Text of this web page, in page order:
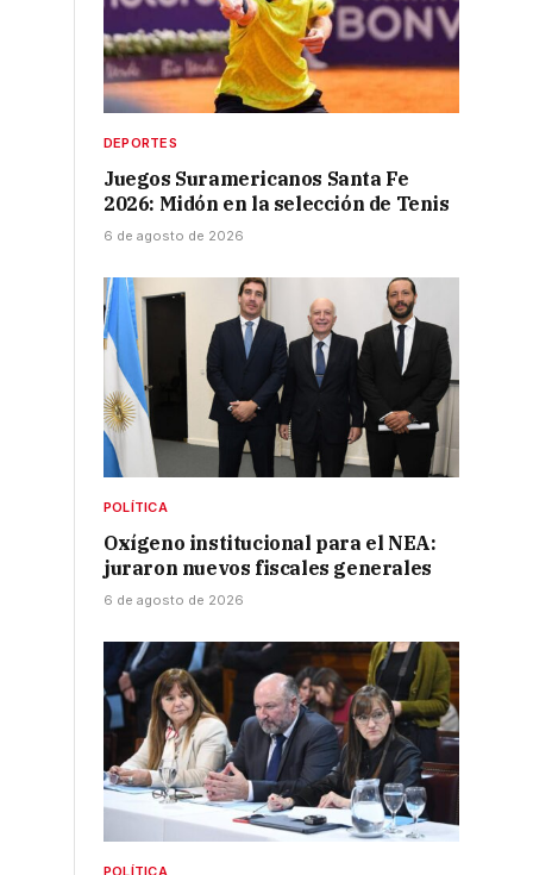
DEPORTES
Juegos Suramericanos Santa Fe
2026: Midón en la selección de Tenis
6 de agosto de 2026
POLÍTICA
Oxígeno institucional para el NEA:
juraron nuevos fiscales generales
6 de agosto de 2026
POLÍTICA